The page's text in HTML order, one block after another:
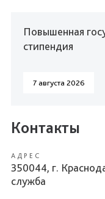
Повышенная
стипендия
7 августа 2026
Контакты
АДРЕС
350044, г.
служба